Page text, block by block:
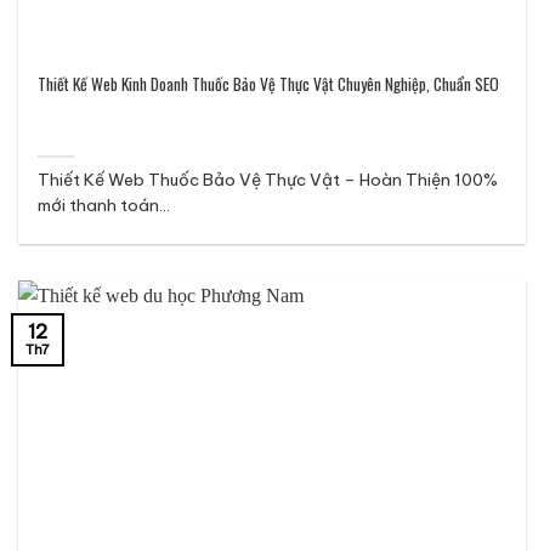
Thiết Kế Web Kinh Doanh Thuốc Bảo Vệ Thực Vật Chuyên Nghiệp, Chuẩn SEO
Thiết Kế Web Thuốc Bảo Vệ Thực Vật – Hoàn Thiện 100%
mới thanh toán...
12
Th7